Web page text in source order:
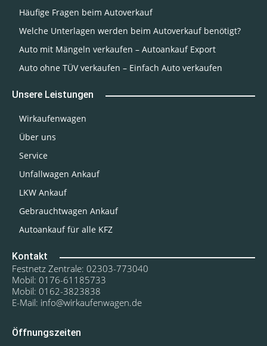
Häufige Fragen beim Autoverkauf
Welche Unterlagen werden beim Autoverkauf benötigt?
Auto mit Mängeln verkaufen – Autoankauf Export
Auto ohne TÜV verkaufen – Einfach Auto verkaufen
Unsere Leistungen
Wirkaufenwagen
Über uns
Service
Unfallwagen Ankauf
LKW Ankauf
Gebrauchtwagen Ankauf
Autoankauf für alle KFZ
Kontakt
Festnetz Zentrale: 02303-773040
Mobil: 0176-61185733
Mobil: 0162-3823838
E-Mail: info@wirkaufenwagen.de
Öffnungszeiten